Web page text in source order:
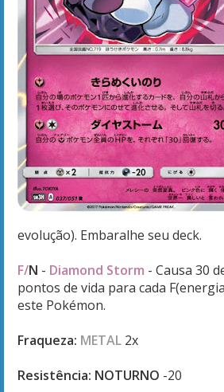
evolução). Embaralhe seu deck.
F/N - Diamond Storm - Causa 30
pontos de vida para cada
este Pokémon.
Fraqueza: METAL 2x
Resistência: NOTURNO -20